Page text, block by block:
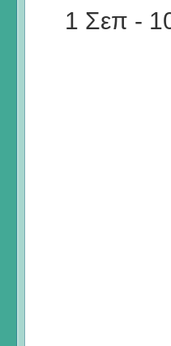
1 Σεπ -